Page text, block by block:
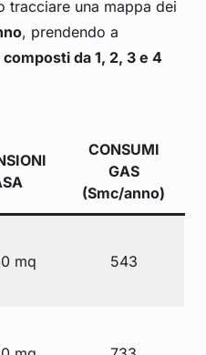
tracciare una mappa dei
, prendendo a
da 1, 2, 3 e 4
CONSUMI
GAS
(Smc/anno)
mq 543